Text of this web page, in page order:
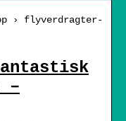
› flyverdragter-
–